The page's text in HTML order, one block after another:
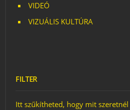
VIDEÓ
VIZUÁLIS KULTÚRA
FILTER
Itt szűkítheted, hogy mit